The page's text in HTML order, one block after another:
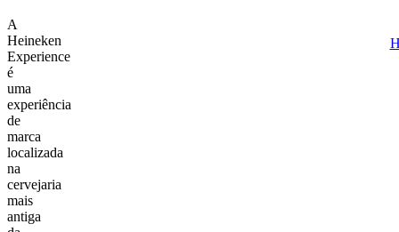
A
Heineken
Experience
é
uma
experiência
de
marca
localizada
na
cervejaria
mais
antiga